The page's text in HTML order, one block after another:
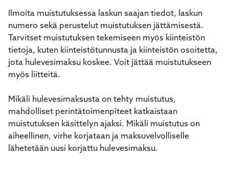
Ilmoita muistutuksessa laskun saajan tiedot, laskun
numero sekä perustelut muistutuksen jättämisestä.
Tarvitset muistutuksen tekemiseen myös kiinteistön
tietoja, kuten kiinteistötunnusta ja kiinteistön osoitetta,
jota hulevesimaksu koskee. Voit jättää muistutukseen
myös liitteitä.
Mikäli hulevesimaksusta on tehty muistutus,
mahdolliset perintätoimenpiteet katkaistaan
muistutuksen käsittelyn ajaksi. Mikäli muistutus on
aiheellinen, virhe korjataan ja maksuvelvolliselle
lähetetään uusi korjattu hulevesimaksu.